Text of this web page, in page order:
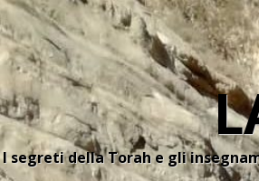
I segreti della Torah e gli